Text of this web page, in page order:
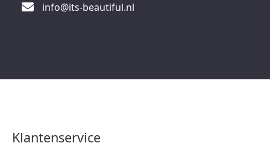
info@its-beautiful.nl
Klantenservice